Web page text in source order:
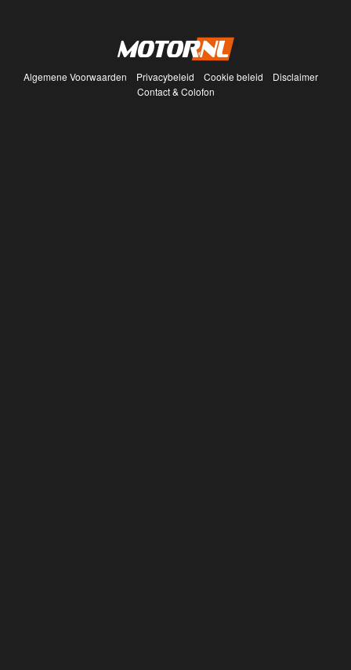
Algemene Voorwaarden Privacybeleid Cookie beleid
Disclaimer
Contact & Colofon